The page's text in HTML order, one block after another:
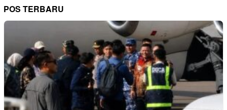
POS TERBARU